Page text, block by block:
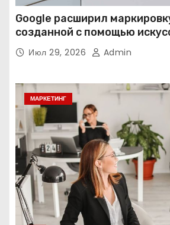
Google расширил
созданной с помощью
интеллекта
Июл 29, 2026 Admin
МАРКЕТИНГ